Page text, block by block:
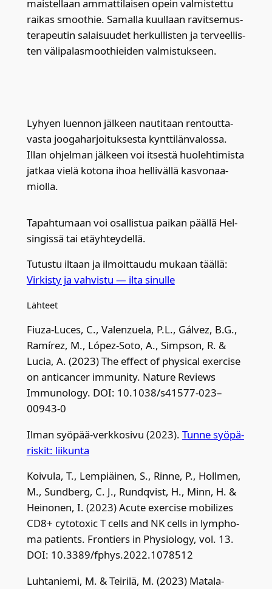
mais­tel­laan ammat­ti­lai­sen opein val­mis­tet­tu
rai­kas smoot­hie. Samal­la kuul­laan ravit­se­mus­
te­ra­peu­tin salai­suu­det her­kul­lis­ten ja ter­veel­lis­
ten väli­pa­las­moot­hiei­den val­mis­tuk­seen.
Lyhyen luen­non jäl­keen nau­ti­taan ren­tout­ta­
vas­ta joo­ga­har­joi­tuk­ses­ta kynt­ti­län­va­los­sa.
Illan ohjel­man jäl­keen voi itses­tä huo­leh­ti­mis­ta
jat­kaa vie­lä koto­na ihoa hel­li­väl­lä kas­vo­naa­
miol­la.
Tapah­tu­maan voi osal­lis­tua pai­kan pääl­lä Hel­
sin­gis­sä tai etäyh­tey­del­lä.
Tutus­tu iltaan ja ilmoit­tau­du mukaan tääl­lä:
Vir­kis­ty ja vah­vis­tu — ilta sinul­le
Läh­teet
Fiuza-Luces, C., Valenzue­la, P.L., Gál­vez, B.G.,
Ramí­rez, M., López-Soto, A., Simp­son, R. &
Lucia, A. (2023) The effect of phy­sical exerci­se
on anticancer immu­ni­ty. Natu­re Reviews
Immu­no­lo­gy. DOI: 10.1038/s41577-023–
00943‑0
Ilman syö­pää-verk­ko­si­vu (2023). Tun­ne syö­pä­
ris­kit: lii­kun­ta
Koi­vu­la, T., Lem­piäi­nen, S., Rin­ne, P., Holl­men,
M., Sund­berg, C. J., Rund­qvist, H., Minn, H. &
Hei­no­nen, I. (2023) Acu­te exerci­se mobi­lizes
CD8+ cyto­toxic T cells and NK cells in lymp­ho­
ma patients. Fron­tiers in Phy­sio­lo­gy, vol. 13.
DOI: 10.3389/fphys.2022.1078512
Luh­ta­nie­mi, M. & Tei­ri­lä, M. (2023) Mata­la-